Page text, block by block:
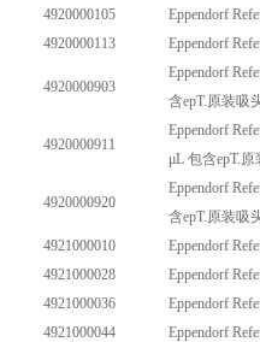
4920000105
Eppendorf
4920000113
Eppendorf
4920000903
Eppendorf
含epT.原装吸
4920000911
Eppendorf
μL 包含epT.原
4920000920
Eppendorf
含epT.原装吸
4921000010
Eppendorf
4921000028
Eppendorf
4921000036
Eppendorf
4921000044
Eppendorf